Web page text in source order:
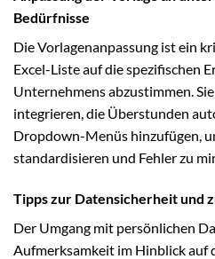
Bedürfnisse
Die Vorlagenanpassung ist ein
Excel-Liste auf die spezifischen
Unternehmens abzustimmen.
integrieren, die Überstunden
Dropdown-Menüs hinzufügen,
standardisieren und Fehler zu
Tipps zur Datensicherheit und
Der Umgang mit persönlichen
Aufmerksamkeit im Hinblick auf